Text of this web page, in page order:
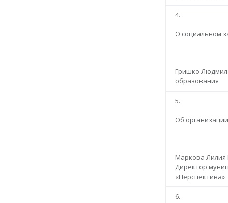
4.
О социальном
Гришко
образования
5.
Об
Маркова Лилия
Директор
«Перспектива»
6.